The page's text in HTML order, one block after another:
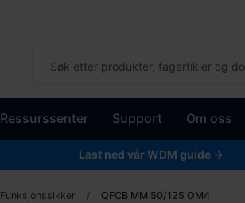
Ressurssenter Support Om oss
Last ned vår WDM guide →
Funksjonssikker QFCB MM 50/125 OM4